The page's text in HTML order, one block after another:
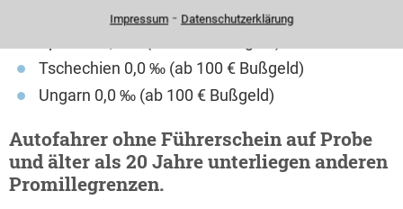
Schweiz 0,5 ‰ (ab 520 € Bußgeld)
Tschechien 0,0 ‰ (ab 100 € Bußgeld)
Ungarn 0,0 ‰ (ab 100 € Bußgeld)
Autofahrer ohne Führerschein auf Probe
und älter als 20 Jahre unterliegen anderen
Promillegrenzen.
Impressum⁃ Datenschutzerklärung